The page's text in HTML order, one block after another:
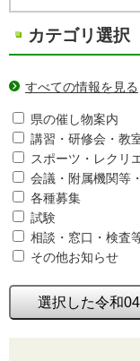
カテゴリ選択
すべての情報を見る
県の催し物案内
講習・研修会・教
スポーツ・レクリ
会議・附属機関等
各種募集
試験
相談・窓口・検査
その他お知らせ
選択した令和